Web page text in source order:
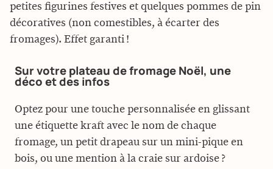
petites figurines festives et quelques pommes de pin
décoratives (non comestibles, à écarter des
fromages). Effet garanti !
Sur votre plateau de fromage Noël, une
déco et des infos
Optez pour une touche personnalisée en glissant
une étiquette kraft avec le nom de chaque
fromage, un petit drapeau sur un mini-pique en
bois, ou une mention à la craie sur ardoise ?